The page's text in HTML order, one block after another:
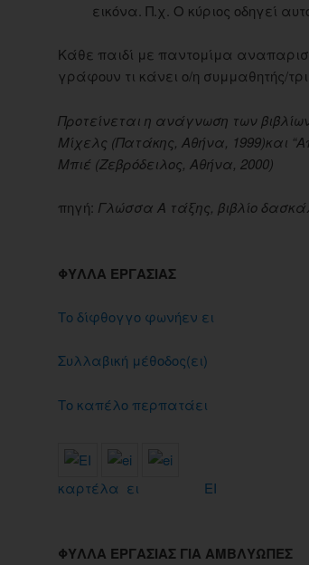
εικόνα. Π.χ. Ο κύριος οδηγεί
Κάθε παιδί με παντομίμα
γράφουν τι κάνει ο/η συμμαθητής/
Προτείνεται η ανάγνωση των
Μίχελς (Πατάκης, Αθήνα, 1999)και
Μπιέ (Ζεβρόδειλος, Αθήνα, 2000)
πηγή: Γλώσσα Α τάξης, βιβλίο
ΦΥΛΛΑ ΕΡΓΑΣΙΑΣ
Το δίφθογγο φωνήεν ει
Συλλαβική μέθοδος(ει)
Το καπέλο περπατάει
καρτέλα ει EI
ΦΥΛΛΑ ΕΡΓΑΣΙΑΣ ΓΙΑ ΑΜΒΛΥΩΠΕΣ